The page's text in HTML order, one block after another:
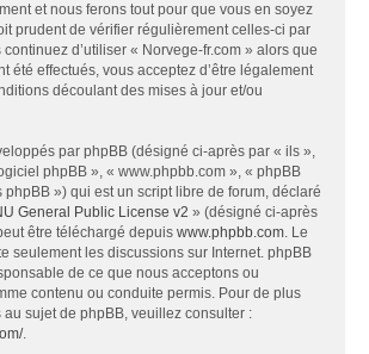
et nous ferons tout pour que vous en soyez
prudent de vérifier régulièrement celles-ci par
d’utiliser « Norvege-fr.com » alors que
été effectués, vous acceptez d’être légalement
découlant des mises à jour et/ou
par phpBB (désigné ci-après par « ils »,
phpBB », « www.phpbb.com », « phpBB
phpBB ») qui est un script libre de forum, déclaré
General Public License v2 » (désigné ci-après
être téléchargé depuis www.phpbb.com. Le
seulement les discussions sur Internet. phpBB
de ce que nous acceptons ou
contenu ou conduite permis. Pour de plus
sujet de phpBB, veuillez consulter :
.